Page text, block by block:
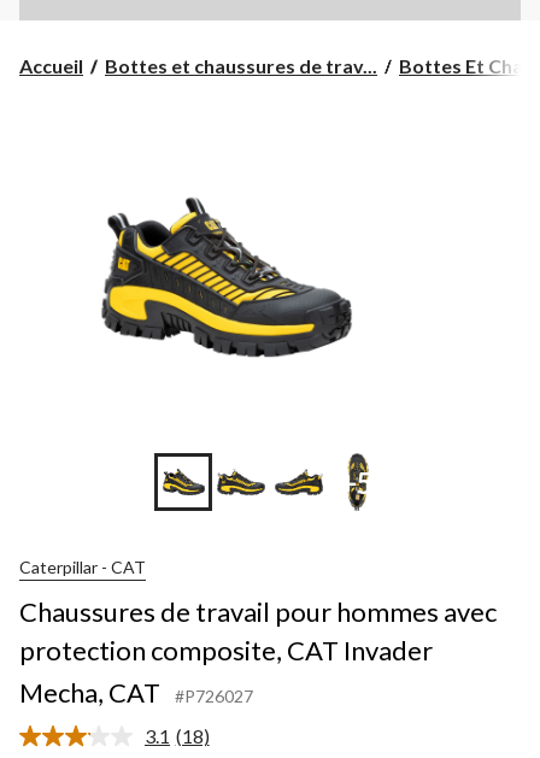
Accueil Bottes et chaussures de trav... Bottes Et
+5
Caterpillar - CAT
Chaussures de travail pour hommes avec
protection composite, CAT Invader
Mecha, CAT
#P726027
3.1 Lire
(18)